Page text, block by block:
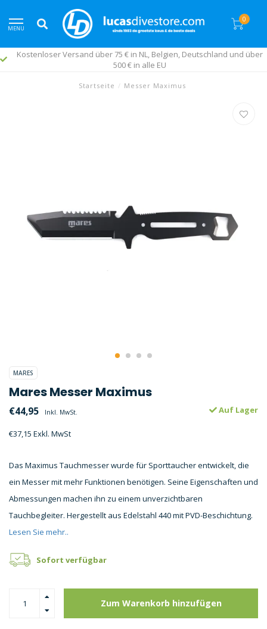
MENU
0
Kostenloser Versand über 75 € in NL, Belgien, Deutschland und über
500 € in alle EU
Startseite / Messer Maximus
MARES
Mares Messer Maximus
€44,95 Inkl. MwSt.
€37,15 Exkl. MwSt
Auf Lager
Das Maximus Tauchmesser wurde für Sporttaucher entwickelt, die
ein Messer mit mehr Funktionen benötigen. Seine Eigenschaften und
Abmessungen machen ihn zu einem unverzichtbaren
Tauchbegleiter. Hergestellt aus Edelstahl 440 mit PVD-Beschichtung.
Lesen Sie mehr..
Sofort verfügbar
Zum Warenkorb hinzufügen